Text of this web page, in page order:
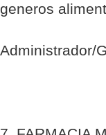
generos
Administrador/